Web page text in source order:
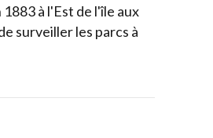
à l'Est de l'île aux
surveiller les parcs à